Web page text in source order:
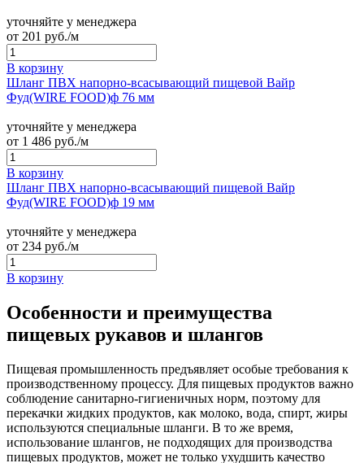
уточняйте у менеджера
от 201 руб./м
В корзину
Шланг ПВХ напорно-всасывающий пищевой Вайр
Фуд(WIRE FOOD)ф 76 мм
уточняйте у менеджера
от 1 486 руб./м
В корзину
Шланг ПВХ напорно-всасывающий пищевой Вайр
Фуд(WIRE FOOD)ф 19 мм
уточняйте у менеджера
от 234 руб./м
В корзину
Особенности и преимущества
пищевых рукавов и шлангов
Пищевая промышленность предъявляет особые требования к
производственному процессу. Для пищевых продуктов важно
соблюдение санитарно-гигиеничных норм, поэтому для
перекачки жидких продуктов, как молоко, вода, спирт, жиры
используются специальные шланги. В то же время,
использование шлангов, не подходящих для производства
пищевых продуктов, может не только ухудшить качество